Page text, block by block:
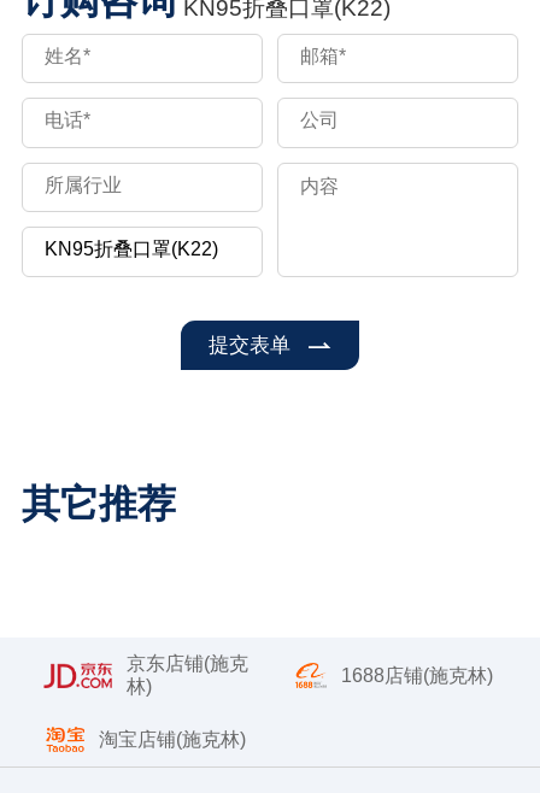
KN95折叠口罩(K22)
提交表单
其它推荐
京东店铺(施克
林)
1688店铺(施克林)
淘宝店铺(施克林)